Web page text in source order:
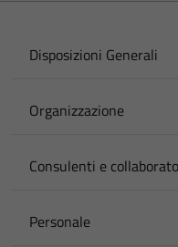
Disposizioni Generali
Organizzazione
Consulenti e
Personale